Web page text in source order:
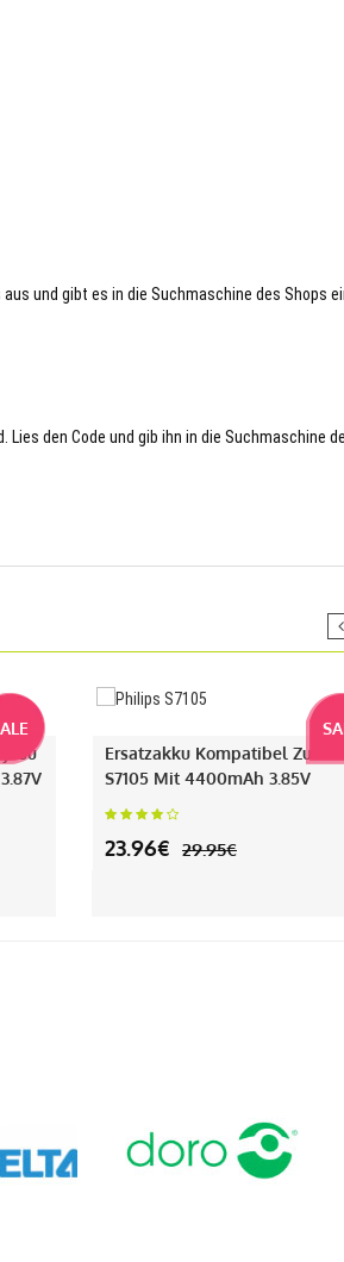
und gibt es in die Suchmaschine des Shops
den Code und gib ihn in die Suchmaschine
Ersatzakku Kompatibel Zu
S7105 Mit 4400mAh 3.85V
23.96€ 29.95€